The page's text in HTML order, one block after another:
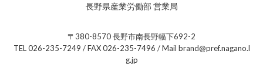
長野県産業労働部 営業局
〒380-8570 長野市南長野幅下692-2
TEL 026-235-7249 / FAX 026-235-7496 / Mail brand@pref.nagano.l
g.jp